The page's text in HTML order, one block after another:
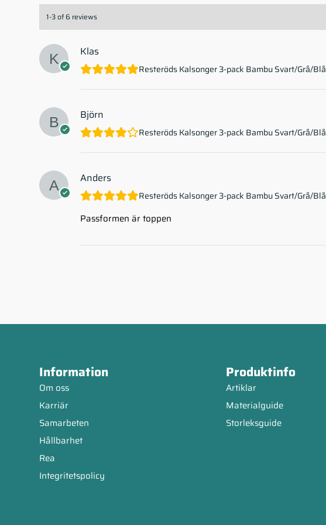
1-3 of 6 reviews
Klas
Resteröds Kalsonger 3-pack Bambu Svart/Grå/Blå
Björn
Resteröds Kalsonger 3-pack Bambu Svart/Grå/Blå
Anders
Resteröds Kalsonger 3-pack Bambu Svart/Grå/Blå
Passformen är toppen
Information
Om oss
Karriär
Samarbeten
Hållbarhet
Rea
Integritetspolicy
Produktinfo
Artiklar
Materialguide
Storleksguide